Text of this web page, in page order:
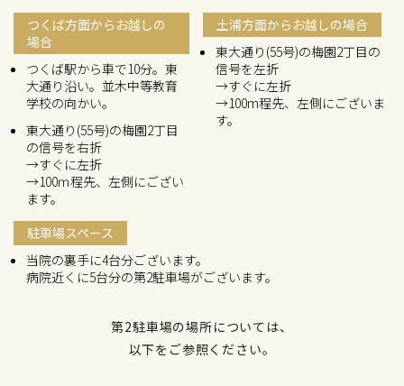
つくば方面からお越しの
場合
つくば駅から車で10分。東
大通り沿い。並木中等教育
学校の向かい。
東大通り(55号)の梅園2丁目
の信号を右折
→すぐに左折
→100ｍ程先、左側にござい
ます。
土浦方面からお越しの場合
東大通り(55号)の梅園2丁目の
信号を左折
→すぐに左折
→100m程先、左側にございま
す。
駐車場スペース
当院の裏手に4台分ございます。
病院近くに5台分の第2駐車場がございます。
第2駐車場の場所については、
以下をご参照ください。